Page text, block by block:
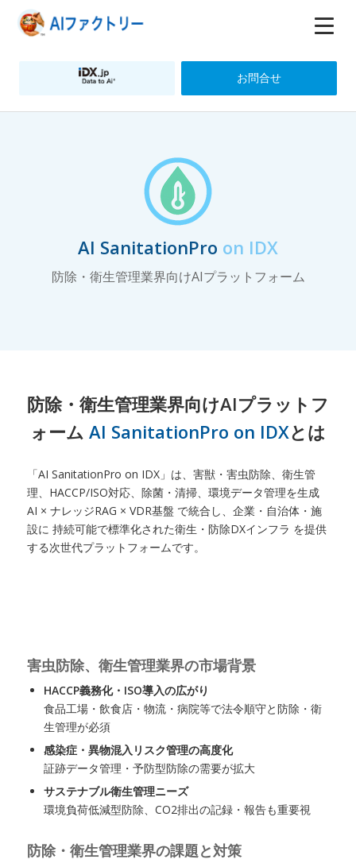
お問合せ
AI SanitationPro on IDX
防除・衛生管理業界向けAIプラットフォーム
防除・衛生管理業界向けAIプラットフ
ォーム AI SanitationPro on IDXとは
「AI SanitationPro on IDX」は、害獣・害虫防除、衛生管
理、HACCP/ISO対応、除菌・清掃、環境データ管理を生成
AI × ナレッジRAG × VDR基盤 で統合し、企業・自治体・施
設に 持続可能で標準化された衛生・防除DXインフラ を提供
する次世代プラットフォームです。
害虫防除、衛生管理業界の市場背景
HACCP義務化・ISO導入の広がり
食品工場・飲食店・物流・病院等で法令順守と防除・衛
生管理が必須
感染症・異物混入リスク管理の高度化
証跡データ管理・予防型防除の需要が拡大
サステナブル衛生管理ニーズ
環境負荷低減型防除、CO2排出の記録・報告も重要視
防除・衛生管理業界の課題と対策